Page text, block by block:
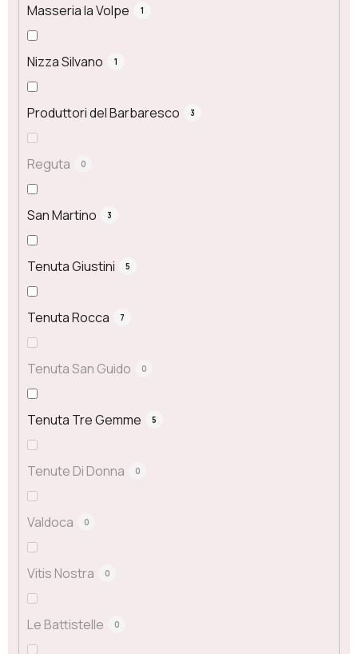
Masseria la Volpe 1
Nizza Silvano 1
Produttori del Barbaresco 3
Reguta 0
San Martino 3
Tenuta Giustini 5
Tenuta Rocca 7
Tenuta San Guido 0
Tenuta Tre Gemme 5
Tenute Di Donna 0
Valdoca 0
Vitis Nostra 0
Le Battistelle 0